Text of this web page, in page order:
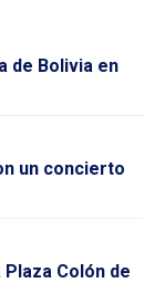
de Bolivia en
un concierto
Colón de